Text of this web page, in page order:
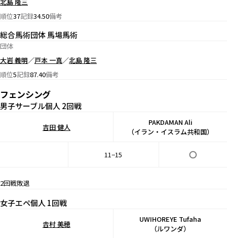
順位37記録34.50備考
総合⾺術団体 馬場馬術
団体
大岩 義明／戸本 一真／北島 隆三
順位5記録87.40備考
フェンシング
男子サーブル個人 2回戦
吉田 健人
PAKDAMAN Ali
（イラン・イスラム共和国）
11−15
2回戦敗退
女子エペ個人 1回戦
𠮷村 美穂
UWIHOREYE Tufaha
（ルワンダ）